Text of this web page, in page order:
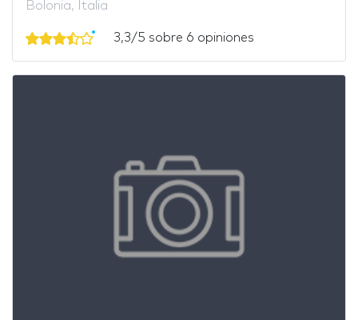
Bolonia, Italia
3,3/5 sobre 6 opiniones